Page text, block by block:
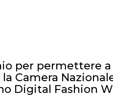
per permettere
Camera
Digital Fashion